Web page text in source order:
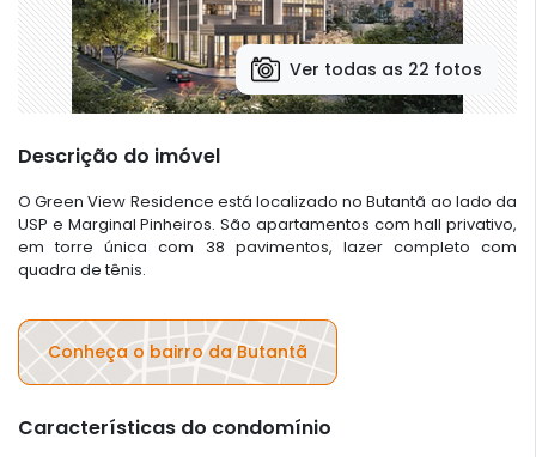
Ver todas as 22 fotos
Descrição do imóvel
O Green View Residence está localizado no Butantã ao lado da
USP e Marginal Pinheiros. São apartamentos com hall privativo,
em torre única com 38 pavimentos, lazer completo com
quadra de tênis.
Conheça o bairro da Butantã
Características do condomínio